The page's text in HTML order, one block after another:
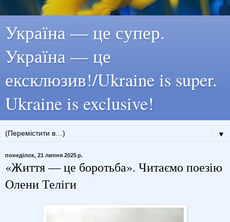
Україна — це супер.
Україна — це
ексклюзив!/Ukraine is super.
Ukraine is exclusive!
▼
понеділок, 21 липня 2025 р.
«Життя — це боротьба». Читаємо поезію
Олени Теліги